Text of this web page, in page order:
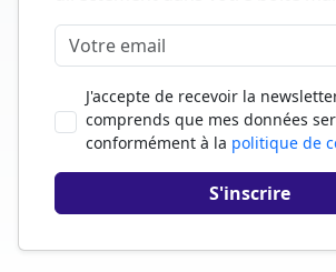
J'accepte de recevoir la
comprends que mes données
conformément à la politique de